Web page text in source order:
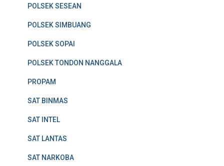
POLSEK SESEAN
POLSEK SIMBUANG
POLSEK SOPAI
POLSEK TONDON NANGGALA
PROPAM
SAT BINMAS
SAT INTEL
SAT LANTAS
SAT NARKOBA